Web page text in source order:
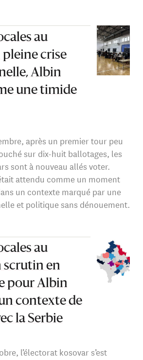
au
pleine crise
Albin
une timide
après un premier tour peu
sur dix-huit ballotages, les
sont à nouveau allés voter.
attendu comme un moment
un contexte marqué par une
et politique sans dénouement.
au
scrutin en
pour Albin
contexte de
la Serbie
l’électorat kosovar s’est